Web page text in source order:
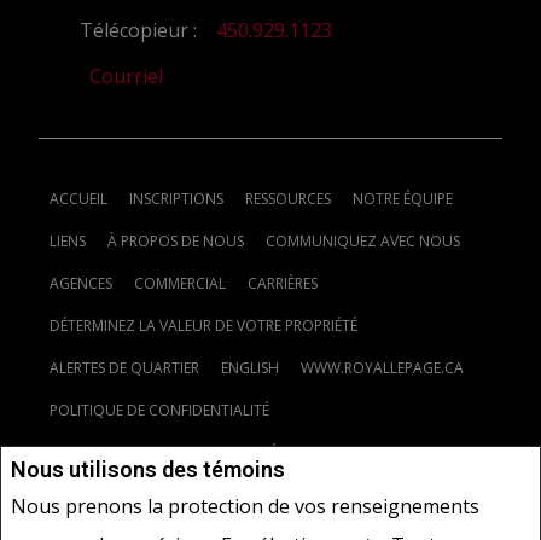
Nous utilisons des témoins
Nous prenons la protection de vos renseignements
Télécopieur :
450.929.1123
Courriel
ACCUEIL INSCRIPTIONS RESSOURCES NOTRE ÉQUIPE
LIENS À PROPOS DE NOUS COMMUNIQUEZ AVEC NOUS
AGENCES COMMERCIAL CARRIÈRES
DÉTERMINEZ LA VALEUR DE VOTRE PROPRIÉTÉ
ALERTES DE QUARTIER ENGLISH WWW.ROYALLEPAGE.CA
POLITIQUE DE CONFIDENTIALITÉ
CLAUSE DE NON-RESPONSABILITÉ CONDITIONS D'UTILISATION